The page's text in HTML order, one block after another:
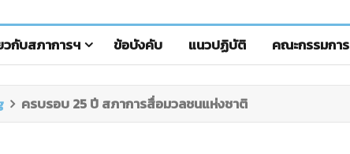
วกับสภาการฯ ข้อบังคับ แนวปฏิบัติ คณะกรรมการ
ครบรอบ 25 ปี สภาการสื่อมวลชนแห่งชาติ